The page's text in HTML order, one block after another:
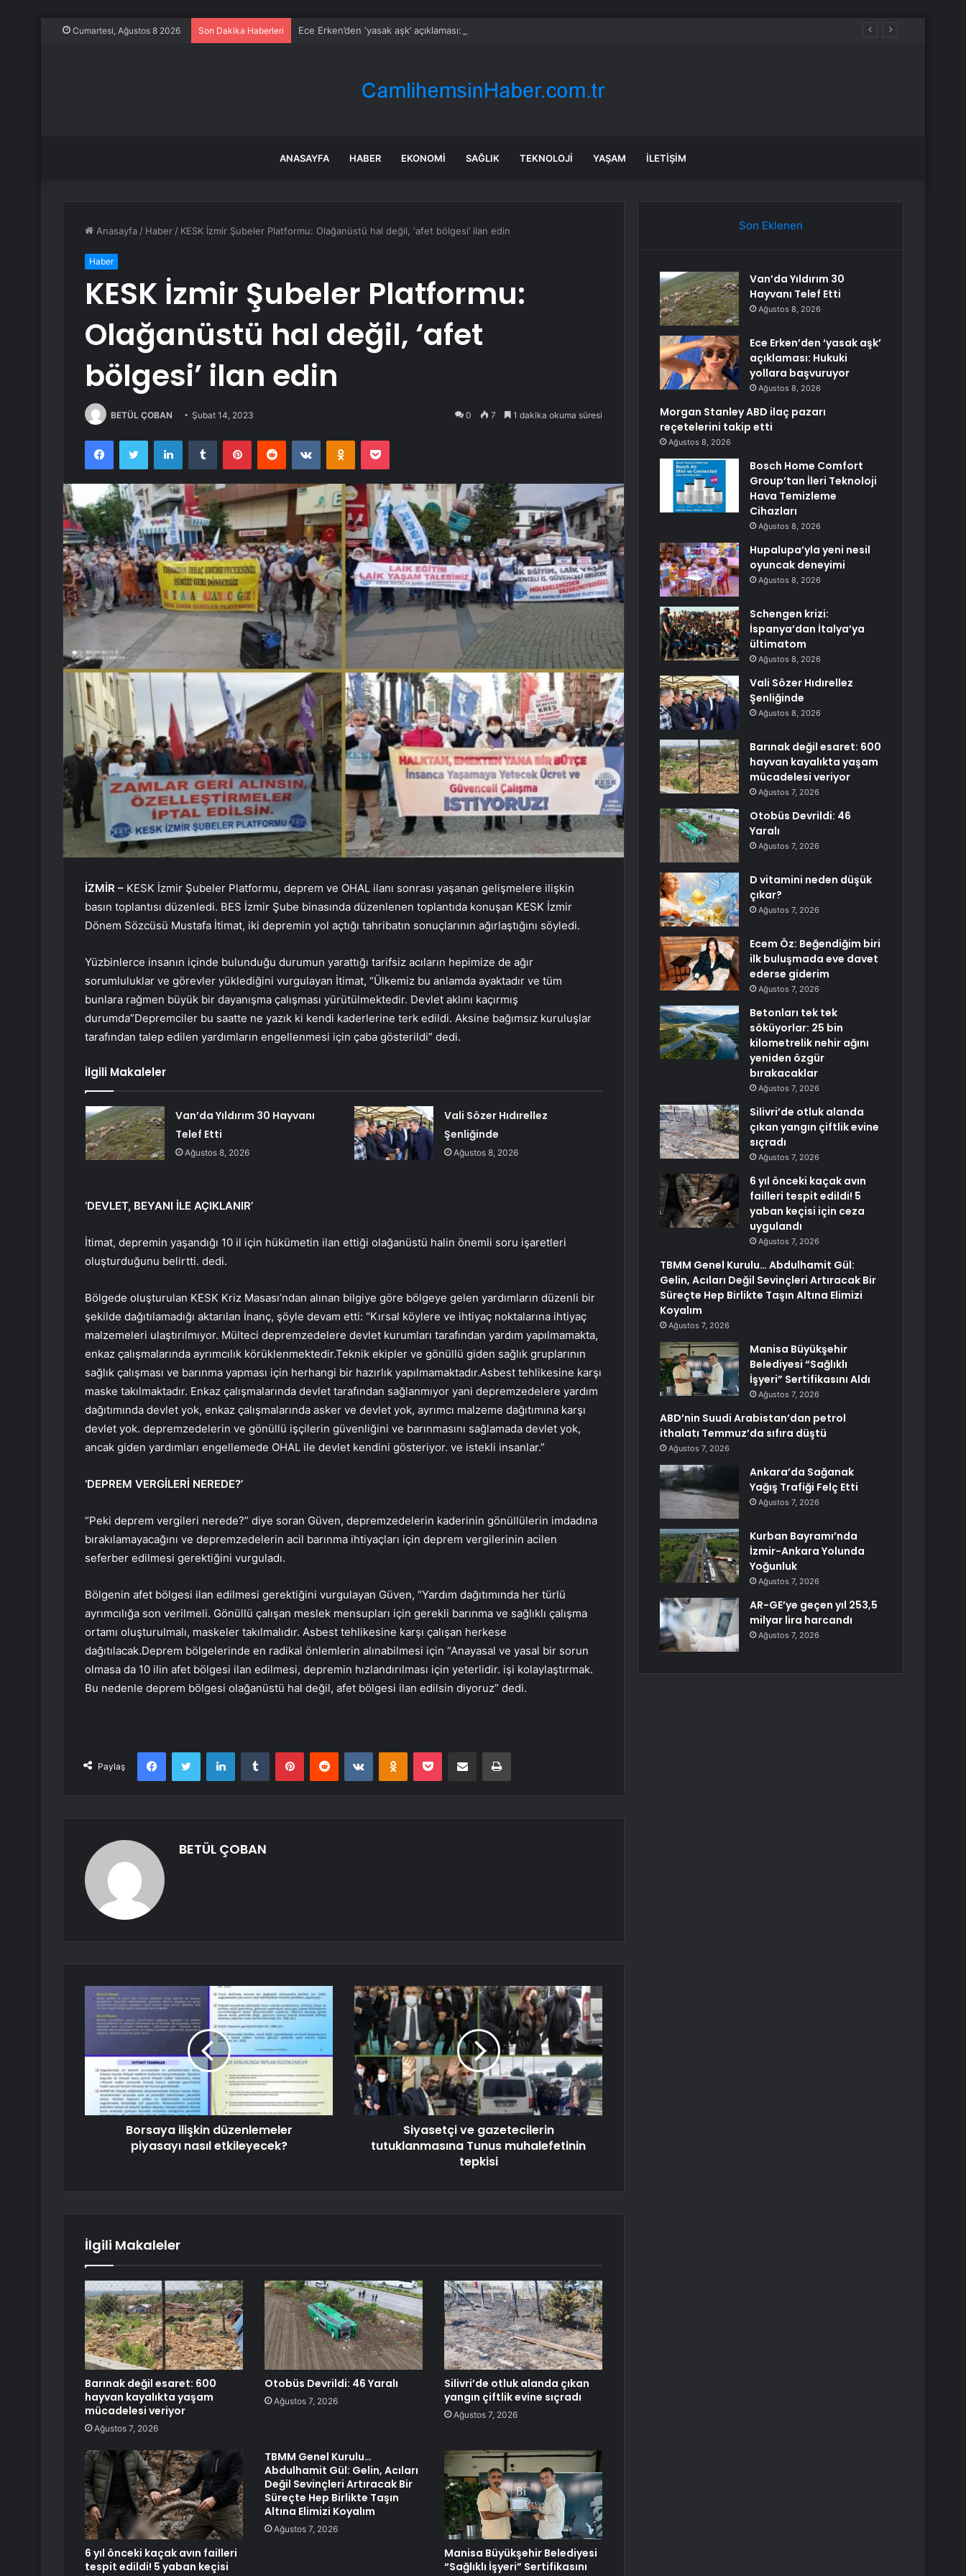
Cumartesi, Ağustos 8 2026 Son Dakika Haberleri Ece Erken’den ‘yasak aşk’ açıklaması: Hukuki yollara başvuruyor
ANASAYFA HABER EKONOMI SAĞLIK TEKNOLOJI YAŞAM İLETIŞIM
Anasayfa / Haber / KESK İzmir Şubeler Platformu: Olağanüstü hal değil, ‘afet bölgesi’ ilan edin
Haber
KESK İzmir Şubeler Platformu:
Olağanüstü hal değil, ‘afet
bölgesi’ ilan edin
BETÜL ÇOBAN Şubat 14, 2023 0 7 1 dakika okuma süresi
FacebookTwitter LinkedInTumblr PinterestReddit VKontakteOdnoklassniki
Pocket
İZMİR – KESK İzmir Şubeler Platformu, deprem ve OHAL ilanı sonrası yaşanan gelişmelere ilişkin
basın toplantısı düzenledi. BES İzmir Şube binasında düzenlenen toplantıda konuşan KESK İzmir
Dönem Sözcüsü Mustafa İtimat, iki depremin yol açtığı tahribatın sonuçlarının ağırlaştığını söyledi.
Yüzbinlerce insanın içinde bulunduğu durumun yarattığı tarifsiz acıların hepimize de ağır
sorumluluklar ve görevler yüklediğini vurgulayan İtimat, “Ülkemiz bu anlamda ayaktadır ve tüm
bunlara rağmen büyük bir dayanışma çalışması yürütülmektedir. Devlet aklını kaçırmış
durumda”Depremciler bu saatte ne yazık ki kendi kaderlerine terk edildi. Aksine bağımsız kuruluşlar
tarafından talep edilen yardımların engellenmesi için çaba gösterildi” dedi.
İlgili Makaleler
Van’da Yıldırım 30 Hayvanı
Telef Etti
Ağustos 8, 2026
Vali Sözer Hıdırellez
Şenliğinde
Ağustos 8, 2026
‘DEVLET, BEYANI İLE AÇIKLANIR’
İtimat, depremin yaşandığı 10 il için hükümetin ilan ettiği olağanüstü halin önemli soru işaretleri
oluşturduğunu belirtti. dedi.
Bölgede oluşturulan KESK Kriz Masası’ndan alınan bilgiye göre bölgeye gelen yardımların düzenli bir
şekilde dağıtılamadığı aktarılan İnanç, şöyle devam etti: “Kırsal köylere ve ihtiyaç noktalarına ihtiyaç
malzemeleri ulaştırılmıyor. Mülteci depremzedelere devlet kurumları tarafından yardım yapılmamakta,
enkaz çalışmalarında ayrımcılık körüklenmektedir.Teknik ekipler ve gönüllü giden sağlık gruplarının
sağlık çalışması ve barınma yapması için herhangi bir hazırlık yapılmamaktadır.Asbest tehlikesine karşı
maske takılmaktadır. Enkaz çalışmalarında devlet tarafından sağlanmıyor yani depremzedelere yardım
dağıtımında devlet yok, enkaz çalışmalarında asker ve devlet yok, ayrımcı malzeme dağıtımına karşı
devlet yok. depremzedelerin ve gönüllü işçilerin güvenliğini ve barınmasını sağlamada devlet yok,
ancak giden yardımları engellemede OHAL ile devlet kendini gösteriyor. ve istekli insanlar.”
‘DEPREM VERGİLERİ NEREDE?’
“Peki deprem vergileri nerede?” diye soran Güven, depremzedelerin kaderinin gönüllülerin imdadına
bırakılamayacağını ve depremzedelerin acil barınma ihtiyaçları için deprem vergilerinin acilen
seferber edilmesi gerektiğini vurguladı.
Bölgenin afet bölgesi ilan edilmesi gerektiğini vurgulayan Güven, “Yardım dağıtımında her türlü
ayrımcılığa son verilmeli. Gönüllü çalışan meslek mensupları için gerekli barınma ve sağlıklı çalışma
ortamı oluşturulmalı, maskeler takılmalıdır. Asbest tehlikesine karşı çalışan herkese
dağıtılacak.Deprem bölgelerinde en radikal önlemlerin alınabilmesi için “Anayasal ve yasal bir sorun
olmasa da 10 ilin afet bölgesi ilan edilmesi, depremin hızlandırılması için yeterlidir. işi kolaylaştırmak.
Bu nedenle deprem bölgesi olağanüstü hal değil, afet bölgesi ilan edilsin diyoruz” dedi.
Paylaş
FacebookTwitter LinkedInTumblr PinterestReddit VKontakteOdnoklassniki
Pocket E-Posta ile paylaş Yazdır
BETÜL ÇOBAN
Borsaya ilişkin düzenlemeler
piyasayı nasıl etkileyecek?
Siyasetçi ve gazetecilerin
tutuklanmasına Tunus muhalefetinin
tepkisi
İlgili Makaleler
Barınak değil esaret: 600
hayvan kayalıkta yaşam
mücadelesi veriyor
Ağustos 7, 2026
Otobüs Devrildi: 46 Yaralı
Ağustos 7, 2026
Silivri’de otluk alanda çıkan
yangın çiftlik evine sıçradı
Ağustos 7, 2026
6 yıl önceki kaçak avın failleri
tespit edildi! 5 yaban keçisi
TBMM Genel Kurulu…
Abdulhamit Gül: Gelin, Acıları
Değil Sevinçleri Artıracak Bir
Süreçte Hep Birlikte Taşın
Altına Elimizi Koyalım
Ağustos 7, 2026
Manisa Büyükşehir Belediyesi
“Sağlıklı İşyeri” Sertifikasını
Son Eklenen
Van’da Yıldırım 30
Hayvanı Telef Etti
Ağustos 8, 2026
Ece Erken’den ‘yasak aşk’
açıklaması: Hukuki
yollara başvuruyor
Ağustos 8, 2026
Morgan Stanley ABD ilaç pazarı
reçetelerini takip etti
Ağustos 8, 2026
Bosch Home Comfort
Group’tan İleri Teknoloji
Hava Temizleme
Cihazları
Ağustos 8, 2026
Hupalupa’yla yeni nesil
oyuncak deneyimi
Ağustos 8, 2026
Schengen krizi:
İspanya’dan İtalya’ya
ültimatom
Ağustos 8, 2026
Vali Sözer Hıdırellez
Şenliğinde
Ağustos 8, 2026
Barınak değil esaret: 600
hayvan kayalıkta yaşam
mücadelesi veriyor
Ağustos 7, 2026
Otobüs Devrildi: 46
Yaralı
Ağustos 7, 2026
D vitamini neden düşük
çıkar?
Ağustos 7, 2026
Ecem Öz: Beğendiğim biri
ilk buluşmada eve davet
ederse giderim
Ağustos 7, 2026
Betonları tek tek
söküyorlar: 25 bin
kilometrelik nehir ağını
yeniden özgür
bırakacaklar
Ağustos 7, 2026
Silivri’de otluk alanda
çıkan yangın çiftlik evine
sıçradı
Ağustos 7, 2026
6 yıl önceki kaçak avın
failleri tespit edildi! 5
yaban keçisi için ceza
uygulandı
Ağustos 7, 2026
TBMM Genel Kurulu… Abdulhamit Gül:
Gelin, Acıları Değil Sevinçleri Artıracak Bir
Süreçte Hep Birlikte Taşın Altına Elimizi
Koyalım
Ağustos 7, 2026
Manisa Büyükşehir
Belediyesi “Sağlıklı
İşyeri” Sertifikasını Aldı
Ağustos 7, 2026
ABD’nin Suudi Arabistan’dan petrol
ithalatı Temmuz’da sıfıra düştü
Ağustos 7, 2026
Ankara’da Sağanak
Yağış Trafiği Felç Etti
Ağustos 7, 2026
Kurban Bayramı’nda
İzmir-Ankara Yolunda
Yoğunluk
Ağustos 7, 2026
AR-GE’ye geçen yıl 253,5
milyar lira harcandı
Ağustos 7, 2026